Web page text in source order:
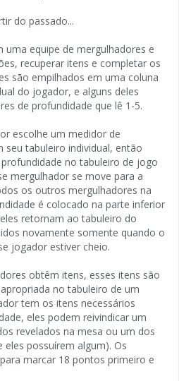
do passado...
uma equipe de mergulhadores e
recuperar itens e completar os
são empilhados em uma coluna
do jogador, e alguns deles
de profundidade que lê 1-5.
escolhe um medidor de
seu tabuleiro individual, então
no tabuleiro de jogo
mergulhador se move para a
os outros mergulhadores na
é colocado na parte inferior
retornam ao tabuleiro do
novamente somente quando o
jogador estiver cheio.
obtêm itens, esses itens são
no tabuleiro de um
tem os itens necessários
eles podem reivindicar um
revelados na mesa ou um dos
eles possuírem algum). Os
marcar 18 pontos primeiro e